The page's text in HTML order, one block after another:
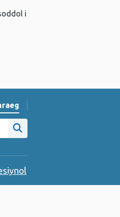
i
iaith y wefan
Cymru
Chwilio ar y wefan